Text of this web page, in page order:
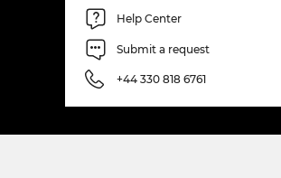
Help Center
Submit a request
+44 330 818 6761